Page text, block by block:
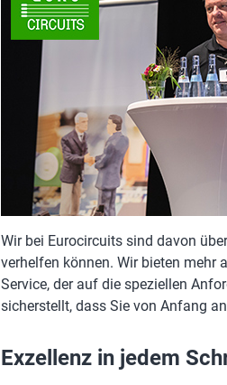
Wir bei Eurocircuits sind davon
verhelfen können. Wir bieten mehr
Service, der auf die speziellen
sicherstellt, dass Sie von Anfang
Exzellenz in jedem